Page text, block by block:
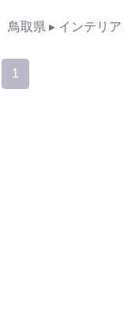
鳥取県 ▸ インテリア
1